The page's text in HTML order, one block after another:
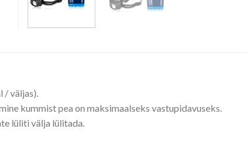
väljas).
kummist pea on maksimaalseks vastupidavuseks.
lüliti välja lülitada.